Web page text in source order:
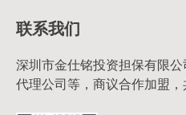
联系我们
深圳市金仕铭投资担保有限
代理公司等，商议合作加盟，